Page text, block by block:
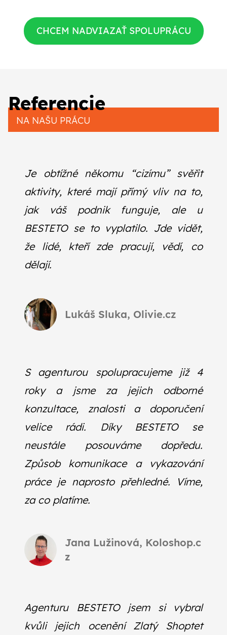
CHCEM NADVIAZAŤ SPOLUPRÁCU
Referencie
NA NAŠU PRÁCU
Je obtížné někomu “cizímu” svěřit
aktivity, které mají přímý vliv na to,
jak váš podnik funguje, ale u
BESTETO se to vyplatilo. Jde vidět,
že lidé, kteří zde pracují, vědí, co
dělají.
Lukáš Sluka, Olivie.cz
S agenturou spolupracujeme již 4
roky a jsme za jejich odborné
konzultace, znalosti a doporučení
velice rádi. Díky BESTETO se
neustále posouváme dopředu.
Způsob komunikace a vykazování
práce je naprosto přehledné. Víme,
za co platíme.
Jana Lužinová, Koloshop.c
z
Agenturu BESTETO jsem si vybral
kvůli jejich ocenění Zlatý Shoptet